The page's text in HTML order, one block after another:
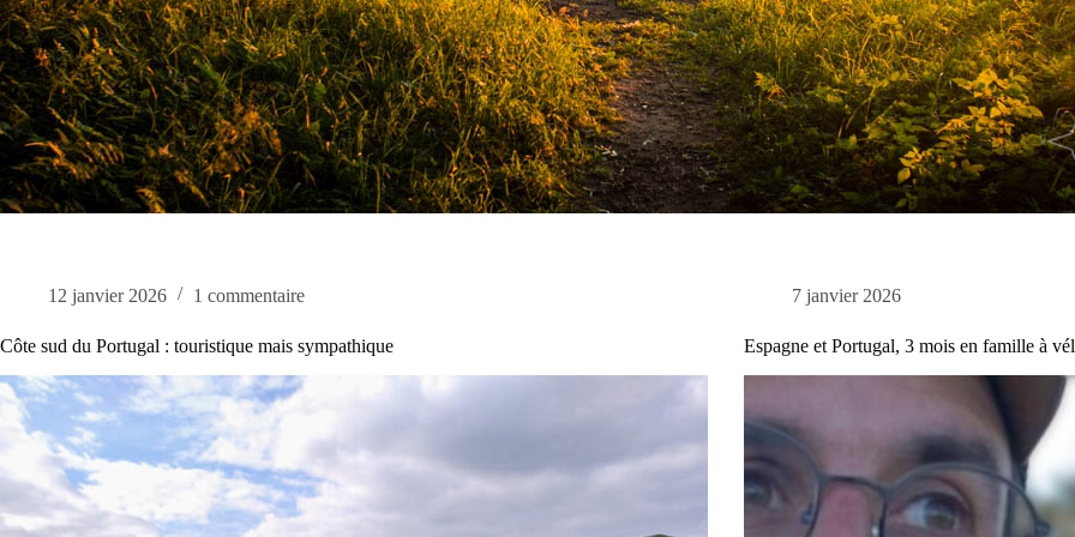
12 janvier 2026 1 commentaire
Côte sud du Portugal : touristique mais sympathique
7 janvier 2026
Espagne et Portugal, 3 mois en famille à